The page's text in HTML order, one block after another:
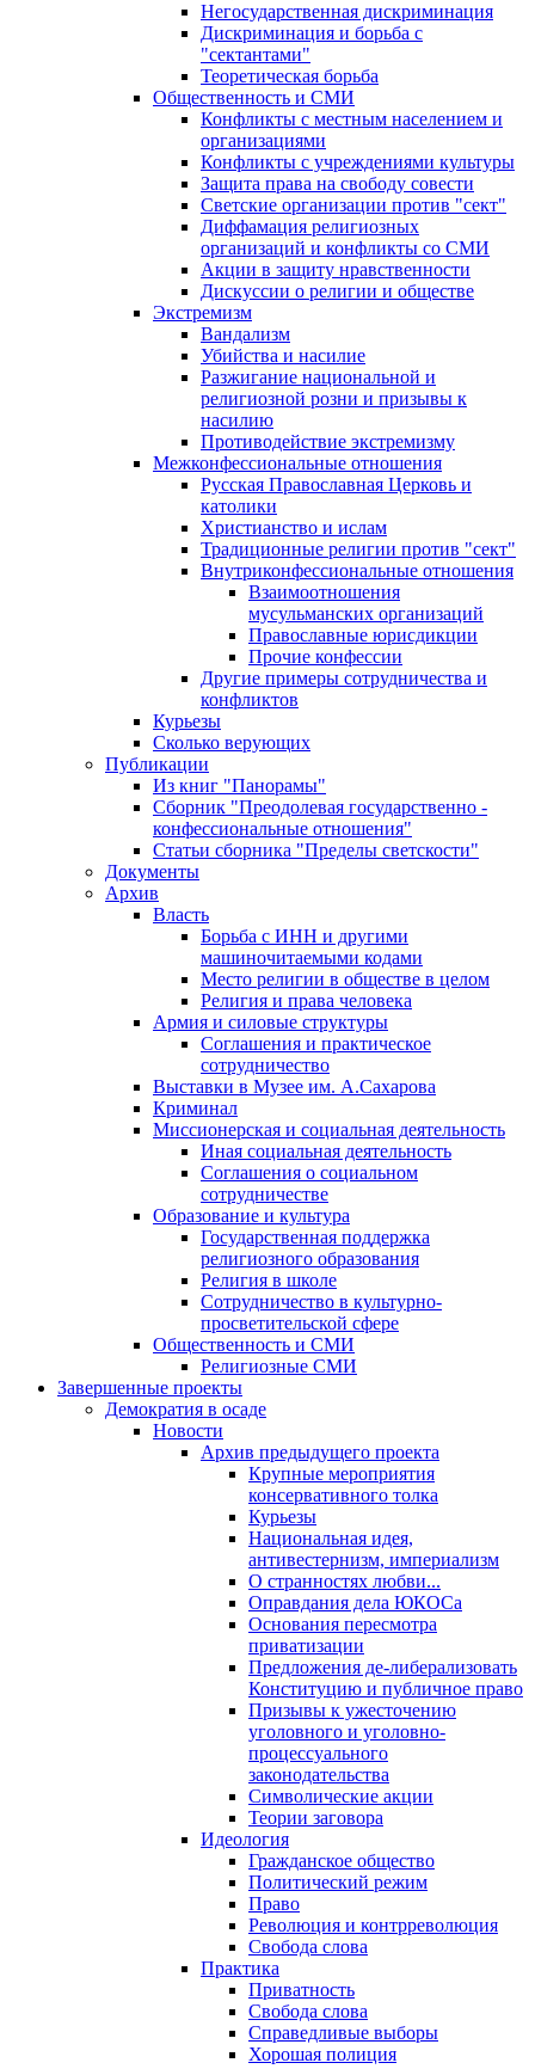
Негосударственная дискриминация
Дискриминация и борьба с
"сектантами"
Теоретическая борьба
Общественность и СМИ
Конфликты с местным населением и
организациями
Конфликты с учреждениями культуры
Защита права на свободу совести
Светские организации против "сект"
Диффамация религиозных
организаций и конфликты со СМИ
Акции в защиту нравственности
Дискуссии о религии и обществе
Экстремизм
Вандализм
Убийства и насилие
Разжигание национальной и
религиозной розни и призывы к
насилию
Противодействие экстремизму
Межконфессиональные отношения
Русская Православная Церковь и
католики
Христианство и ислам
Традиционные религии против "сект"
Внутриконфессиональные отношения
Взаимоотношения
мусульманских организаций
Православные юрисдикции
Прочие конфессии
Другие примеры сотрудничества и
конфликтов
Курьезы
Сколько верующих
Публикации
Из книг "Панорамы"
Сборник "Преодолевая государственно -
конфессиональные отношения"
Статьи сборника "Пределы светскости"
Документы
Архив
Власть
Борьба с ИНН и другими
машиночитаемыми кодами
Место религии в обществе в целом
Религия и права человека
Армия и силовые структуры
Соглашения и практическое
сотрудничество
Выставки в Музее им. А.Сахарова
Криминал
Миссионерская и социальная деятельность
Иная социальная деятельность
Соглашения о социальном
сотрудничестве
Образование и культура
Государственная поддержка
религиозного образования
Религия в школе
Сотрудничество в культурно-
просветительской сфере
Общественность и СМИ
Религиозные СМИ
Завершенные проекты
Демократия в осаде
Новости
Архив предыдущего проекта
Крупные мероприятия
консервативного толка
Курьезы
Национальная идея,
антивестернизм, империализм
О странностях любви...
Оправдания дела ЮКОСа
Основания пересмотра
приватизации
Предложения де-либерализовать
Конституцию и публичное право
Призывы к ужесточению
уголовного и уголовно-
процессуального
законодательства
Символические акции
Теории заговора
Идеология
Гражданское общество
Политический режим
Право
Революция и контрреволюция
Свобода слова
Практика
Приватность
Свобода слова
Справедливые выборы
Хорошая полиция